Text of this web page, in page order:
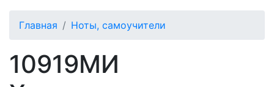
Главная Ноты, самоучители
10919МИ